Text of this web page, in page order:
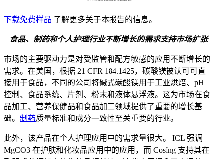
下载免费样品 了解更多关于本报告的信息。
食品、制药和个人护理行业不断增长的需求支持市场扩张
市场的主要驱动力是对受监管和配方敏感的应用不断增长的
需求。在美国，根据 21 CFR 184.1425，碳酸镁被认可可直
接用于食品，不同的公司将碱式碳酸镁用于工业烘焙、pH
控制、食品系统、片剂、粉末和液体悬浮液。这为市场在食
品加工、营养保健品和食品加工领域提供了重要的增长基
础。 制药质量标准和成分一致性至关重要的行业。
此外，该产品在个人护理应用中的需求量很大。 ICL 强调
MgCO3 在护肤和化妆品应用中的应用，而 CosIng 支持其在